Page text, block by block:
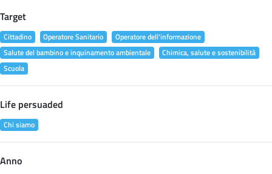
Target
Cittadino Operatore Sanitario
Operatore dell'informazione
Salute del bambino e inquinamento ambientale
Chimica, salute e sostenibilità
Scuola
Life persuaded
Chi siamo
Anno